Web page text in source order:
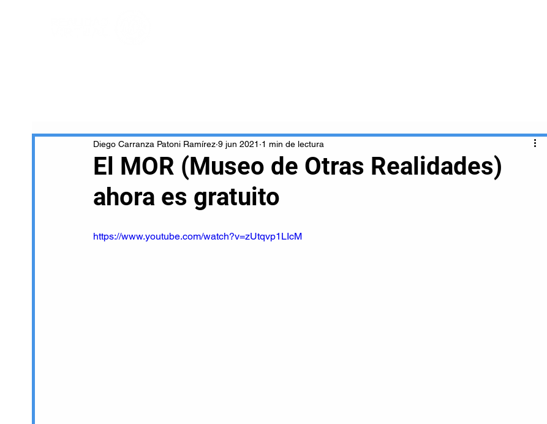
El MOR (Museo de Otras Realidades)
ahora es gratuito
Diego Carranza Patoni Ramírez 9 jun 2021 1 min de lectura
https://www.youtube.com/watch?v=zUtqvp1LIcM